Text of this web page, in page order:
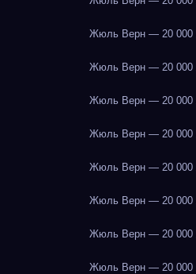
Жюль Верн — 20 000
Жюль Верн — 20 000
Жюль Верн — 20 000
Жюль Верн — 20 000
Жюль Верн — 20 000
Жюль Верн — 20 000
Жюль Верн — 20 000
Жюль Верн — 20 000